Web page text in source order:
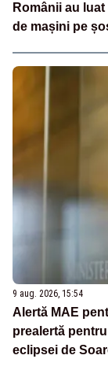
Românii au
de mașini pe
9 aug. 2026, 15:54
Alertă MAE
prealertă
eclipsei de